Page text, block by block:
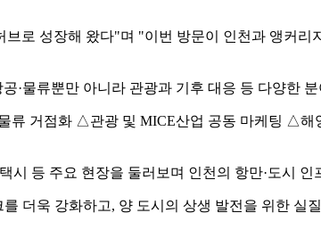
로 성장해 왔다"며 "이번 방문이 인천과 앵커리
·물류뿐만 아니라 관광과 기후 대응 등 다양한
거점화 △관광 및 MICE산업 공동 마케팅 △
등 주요 현장을 둘러보며 인천의 항만·도시 인
더욱 강화하고, 양 도시의 상생 발전을 위한 실